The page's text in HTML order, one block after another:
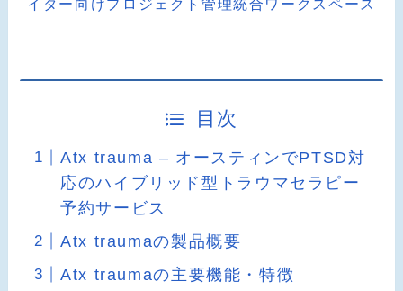
目次
Atx trauma – オースティンでPTSD対
応のハイブリッド型トラウマセラピー
予約サービス
Atx traumaの製品概要
Atx traumaの主要機能・特徴